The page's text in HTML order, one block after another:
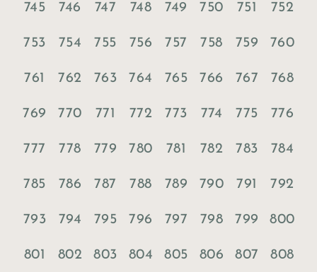
745 746 747 748 749 750 751 752
753 754 755 756 757 758 759 760
761 762 763 764 765 766 767 768
769 770 771 772 773 774 775 776
777 778 779 780 781 782 783 784
785 786 787 788 789 790 791 792
793 794 795 796 797 798 799 800
801 802 803 804 805 806 807 808